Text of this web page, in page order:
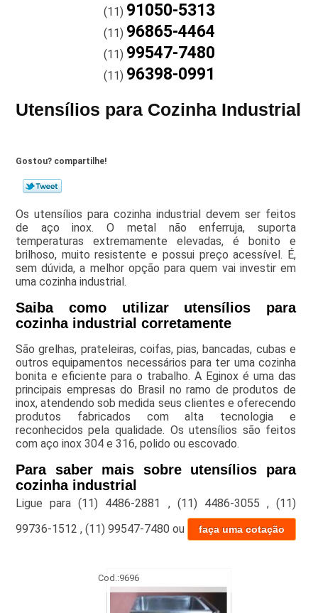
(11) 91050-5313
(11) 96865-4464
(11) 99547-7480
(11) 96398-0991
Utensílios para Cozinha Industrial
Gostou? compartilhe!
Os utensílios para cozinha industrial devem ser feitos
de aço inox. O metal não enferruja, suporta
temperaturas extremamente elevadas, é bonito e
brilhoso, muito resistente e possui preço acessível. É,
sem dúvida, a melhor opção para quem vai investir em
uma cozinha industrial.
Saiba como utilizar utensílios para
cozinha industrial corretamente
São grelhas, prateleiras, coifas, pias, bancadas, cubas e
outros equipamentos necessários para ter uma cozinha
bonita e eficiente para o trabalho. A Eginox é uma das
principais empresas do Brasil no ramo de produtos de
inox, atendendo sob medida seus clientes e oferecendo
produtos fabricados com alta tecnologia e
reconhecidos pela qualidade. Os utensílios são feitos
com aço inox 304 e 316, polido ou escovado.
Para saber mais sobre utensílios para
cozinha industrial
Ligue para(11) 4486-2881 , (11) 4486-3055 ,(11)
99736-1512 , (11) 99547-7480ou faça uma cotação
Cod.:9696